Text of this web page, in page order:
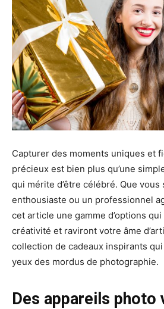
Capturer des moments uniques et
précieux est bien plus qu’une
qui mérite d’être célébré. Que vous
enthousiaste ou un professionnel
cet article une gamme d’options
créativité et raviront votre âme
collection de cadeaux inspirants
yeux des mordus de photographie.
Des appareils photo